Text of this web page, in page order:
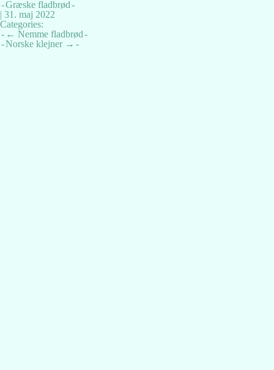
Græske fladbrød
| 31. maj 2022
Categories:
Indlægsnavigation
← Nemme fladbrød
Norske klejner →